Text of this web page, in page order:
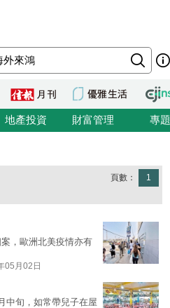
地產投資 財富管理 專題
頁數： 1
，歐洲北美疫情亦有
05月02日
中旬，如常帶兒子在屋